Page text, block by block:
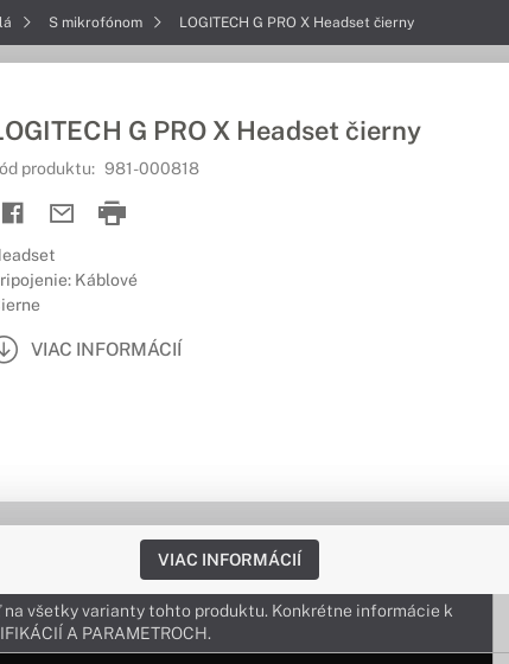
S mikrofónom LOGITECH G PRO X Headset čierny
G PRO X Headset čierny
produktu: 981-000818
Káblové
VIAC INFORMÁCIÍ
VIAC INFORMÁCIÍ
všetky varianty tohto produktu. Konkrétne informácie k
A PARAMETROCH.